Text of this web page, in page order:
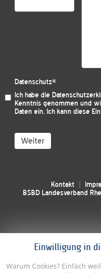
Einwilligung in
Warum Cookies? Einfach
Datenschutz*
Ich habe die
Kenntnis genommen und
Daten ein. Ich kann diese
Weiter
Kontakt
BSBD Landesverband